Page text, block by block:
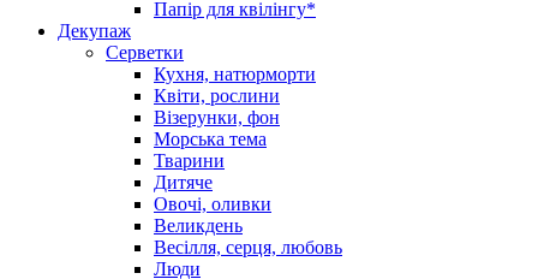
Папір для квілінгу*
Декупаж
Серветки
Кухня, натюрморти
Квіти, рослини
Візерунки, фон
Морська тема
Тварини
Дитяче
Овочі, оливки
Великдень
Весілля, серця, любовь
Люди